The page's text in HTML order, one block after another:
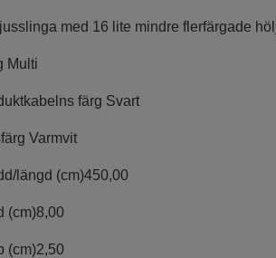
med 16 lite mindre flerfärgade
Multi
färg Svart
Varmvit
längd (cm)450,00
(cm)8,00
(cm)2,50